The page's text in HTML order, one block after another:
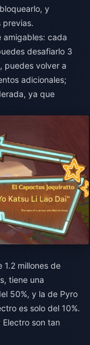
y
previas.
amigables: cada
desafiarlo 3
puedes volver a
adicionales;
ya que
1.2 millones de
tiene una
50%, y la de Pyro
es solo del 10%.
son tan